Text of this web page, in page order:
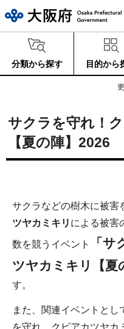
分類から探す 目的から
サクラを守れ！
【夏の陣】2026
サクラなどの樹木に被害
ツヤカミキリ による被害
数を競うイベント
「
ツヤカミキリ【夏
す。
また、関連イベントとし
を守れ、クビアカツヤカ